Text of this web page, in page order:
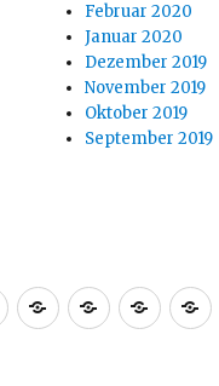
Februar 2020
Januar 2020
Dezember 2019
November 2019
Oktober 2019
September 2019
Welcome
Blog Tranalytix